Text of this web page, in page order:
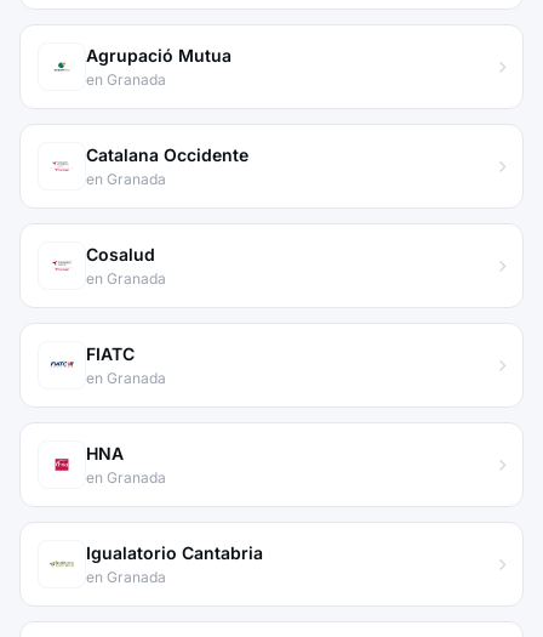
Agrupació Mutua
en Granada
Catalana Occidente
en Granada
Cosalud
en Granada
FIATC
en Granada
HNA
en Granada
Igualatorio Cantabria
en Granada